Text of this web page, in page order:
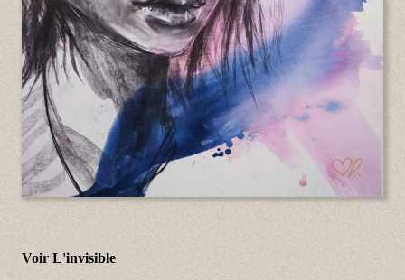
Voir L'invisible